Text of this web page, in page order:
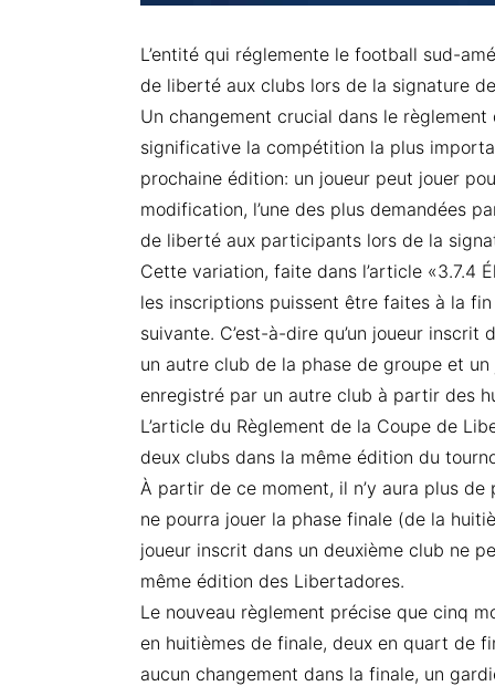
L’entité qui réglemente le football sud-
de liberté aux clubs lors de la signature
Un changement crucial dans le
significative la compétition la plus
prochaine édition: un joueur peut jouer
modification, l’une des plus demandées
de liberté aux participants lors de la
Cette variation, faite dans l’article «3.7.4
les inscriptions puissent être faites à la
suivante. C’est-à-dire qu’un joueur
un autre club de la phase de groupe et
enregistré par un autre club à partir des
L’article du Règlement de la Coupe de
deux clubs dans la même édition du
À partir de ce moment, il n’y aura plus
ne pourra jouer la phase finale (de la
joueur inscrit dans un deuxième club ne
même édition des Libertadores.
Le nouveau règlement précise que cinq
en huitièmes de finale, deux en quart de
aucun changement dans la finale, un